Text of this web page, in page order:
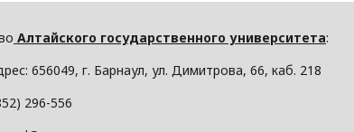
Алтайского государственного университета:
656049, г. Барнаул, ул. Димитрова, 66, каб. 218
296-556